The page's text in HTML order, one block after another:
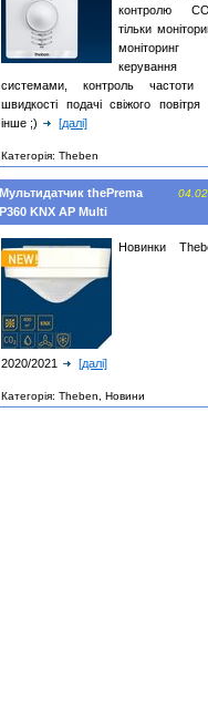
контролю
тільки
керування
системами, контроль частоти
швидкості подачі свіжого повітря
інше ;)
[далі]
Категорія: Theben
Мультидатчик thePrema
P360 KNX AP Multi
Новинки
2020/2021 [далі]
Категорія: Theben, Новини